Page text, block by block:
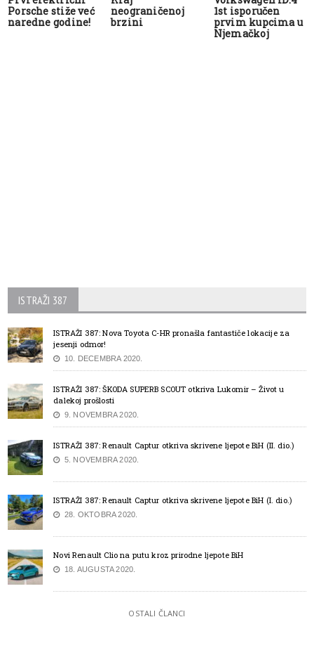
Porsche stiže već
naredne godine!
neograničenoj
brzini
1st isporučen
prvim kupcima u
Njemačkoj
ISTRAŽI 387
ISTRAŽI 387: Nova Toyota C-HR pronašla fantastiče lokacije za
jesenji odmor!
10. DECEMBRA 2020.
ISTRAŽI 387: ŠKODA SUPERB SCOUT otkriva Lukomir – Život u
dalekoj prošlosti
9. NOVEMBRA 2020.
ISTRAŽI 387: Renault Captur otkriva skrivene ljepote BiH (II. dio.)
5. NOVEMBRA 2020.
ISTRAŽI 387: Renault Captur otkriva skrivene ljepote BiH (I. dio.)
28. OKTOBRA 2020.
Novi Renault Clio na putu kroz prirodne ljepote BiH
18. AUGUSTA 2020.
OSTALI ČLANCI